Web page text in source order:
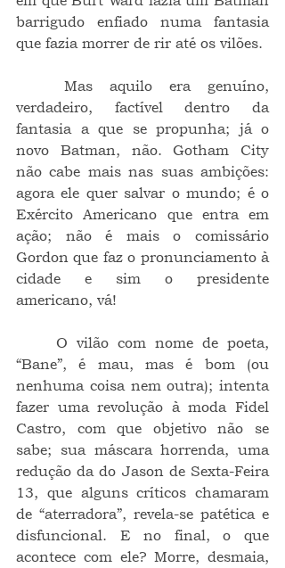
barrigudo enfiado numa fantasia
que fazia morrer de rir até os vilões.
verdadeiro, factível dentro da
fantasia a que se propunha; já o
novo Batman, não. Gotham City
não cabe mais nas suas ambições:
agora ele quer salvar o mundo; é o
Exército Americano que entra em
ação; não é mais o comissário
Gordon que faz o pronunciamento à
cidade e sim o presidente
americano, vá!
“Bane”, é mau, mas é bom (ou
nenhuma coisa nem outra); intenta
fazer uma revolução à moda Fidel
Castro, com que objetivo não se
sabe; sua máscara horrenda, uma
redução da do Jason de Sexta-Feira
13, que alguns críticos chamaram
de “aterradora”, revela-se patética e
disfuncional. E no final, o que
acontece com ele? Morre, desmaia,